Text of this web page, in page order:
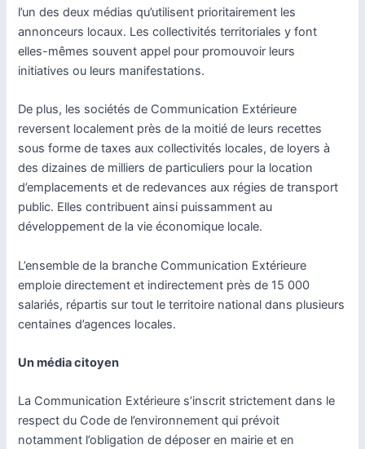
l’un des deux médias qu’utilisent prioritairement les
annonceurs locaux. Les collectivités territoriales y font
elles-mêmes souvent appel pour promouvoir leurs
initiatives ou leurs manifestations.
De plus, les sociétés de Communication Extérieure
reversent localement près de la moitié de leurs recettes
sous forme de taxes aux collectivités locales, de loyers à
des dizaines de milliers de particuliers pour la location
d’emplacements et de redevances aux régies de transport
public. Elles contribuent ainsi puissamment au
développement de la vie économique locale.
L’ensemble de la branche Communication Extérieure
emploie directement et indirectement près de 15 000
salariés, répartis sur tout le territoire national dans plusieurs
centaines d’agences locales.
Un média citoyen
La Communication Extérieure s’inscrit strictement dans le
respect du Code de l’environnement qui prévoit
notamment l’obligation de déposer en mairie et en